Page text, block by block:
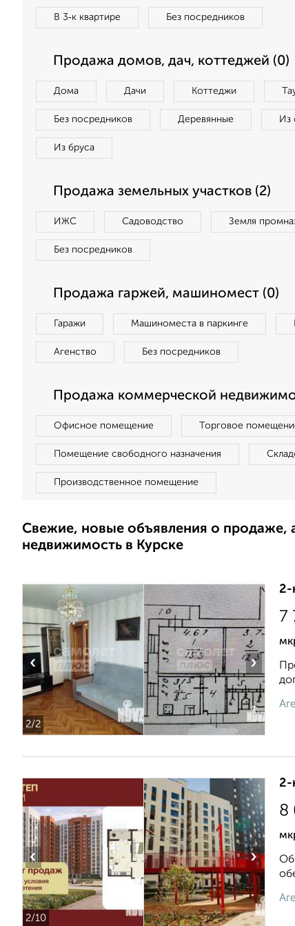
В 3‑к квартире Без посредников
Продажа домов, дач, коттеджей (0)
Дома Дачи Коттеджи
Без посредников Деревянные Из
Из бруса
Продажа земельных участков (2)
ИЖС Садоводство Земля
Без посредников
Продажа гаржей, машиномест (0)
Гаражи Машиноместа в паркинге
Агенство Без посредников
Продажа коммерческой
Офисное помещение Торговое
Помещение свободного назначения
Производственное помещение
Свежие, новые объявления о
недвижимость в Курске
2/2
‹ ›
2-
7
2/10
‹ ›
2-
8